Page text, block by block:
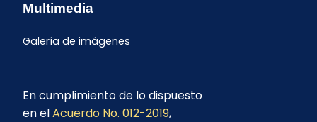
Multimedia
Galería de imágenes
En cumplimiento de lo dispuesto
en elAcuerdo No. 012-2019,